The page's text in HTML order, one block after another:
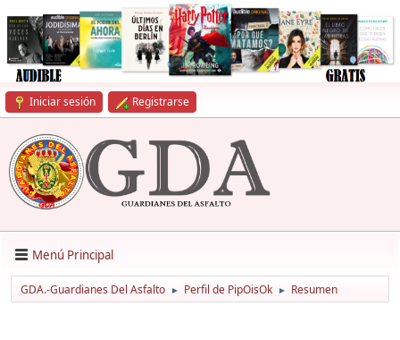
Iniciar sesión Registrarse
Menú Principal
GDA.-Guardianes Del Asfalto ► Perfil de PipOisOk ► Resumen